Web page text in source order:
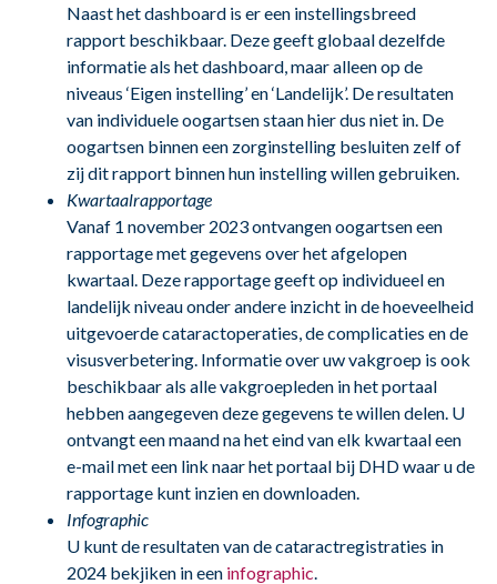
Naast het dashboard is er een instellingsbreed
rapport beschikbaar. Deze geeft globaal dezelfde
informatie als het dashboard, maar alleen op de
niveaus ‘Eigen instelling’ en ‘Landelijk’. De resultaten
van individuele oogartsen staan hier dus niet in. De
oogartsen binnen een zorginstelling besluiten zelf of
zij dit rapport binnen hun instelling willen gebruiken.
Kwartaalrapportage
Vanaf 1 november 2023 ontvangen oogartsen een
rapportage met gegevens over het afgelopen
kwartaal. Deze rapportage geeft op individueel en
landelijk niveau onder andere inzicht in de hoeveelheid
uitgevoerde cataractoperaties, de complicaties en de
visusverbetering. Informatie over uw vakgroep is ook
beschikbaar als alle vakgroepleden in het portaal
hebben aangegeven deze gegevens te willen delen. U
ontvangt een maand na het eind van elk kwartaal een
e-mail met een link naar het portaal bij DHD waar u de
rapportage kunt inzien en downloaden.
Infographic
U kunt de resultaten van de cataractregistraties in
2024 bekjiken in een infographic.